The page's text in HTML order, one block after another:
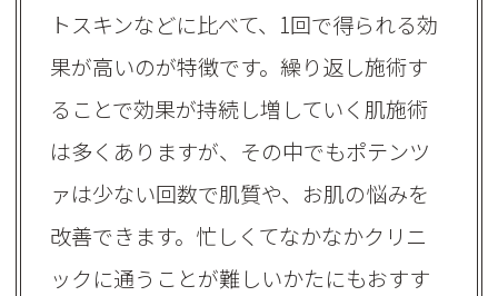
トスキンなどに比べて、1回で得られる効
果が高いのが特徴です。繰り返し施術す
ることで効果が持続し増していく肌施術
は多くありますが、その中でもポテンツ
ァは少ない回数で肌質や、お肌の悩みを
改善できます。忙しくてなかなかクリニ
ックに通うことが難しいかたにもおすす